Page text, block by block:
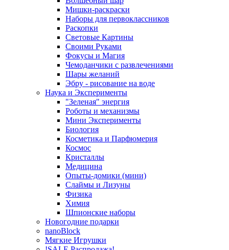
Мишки-раскраски
Наборы для первоклассников
Раскопки
Световые Картины
Своими Руками
Фокусы и Магия
Чемоданчики с развлечениями
Шары желаний
Эбру - рисование на воде
Наука и Эксперименты
"Зеленая" энергия
Роботы и механизмы
Мини Эксперименты
Биология
Косметика и Парфюмерия
Космос
Кристаллы
Медицина
Опыты-домики (мини)
Слаймы и Лизуны
Физика
Химия
Шпионские наборы
Новогодние подарки
nanoBlock
Мягкие Игрушки